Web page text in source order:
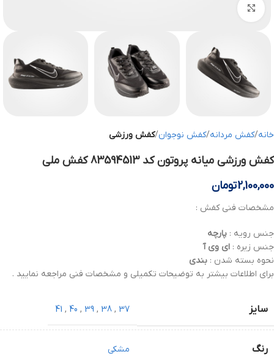
خانه کفش مردانه کفش نوجوان کفش ورزشی
کفش ورزشی میانه پروتون کد 83594513 کفش ملی
2,100,000تومان
مشخصات فنی کفش :
جنس رویه : پارچه
جنس زیره : ای وی آ
نحوه بسته شدن : بندی
برای اطلاعات بیشتر به توضیحات تکمیلی و مشخصات فنی مراجعه نمایید .
سایز 37
,
38
,
39
,
40
,
41
رنگ مشکی